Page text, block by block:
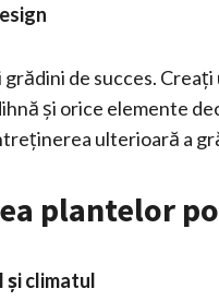
de succes.
și orice elemente
ulterioară a
plantelor
și climatul